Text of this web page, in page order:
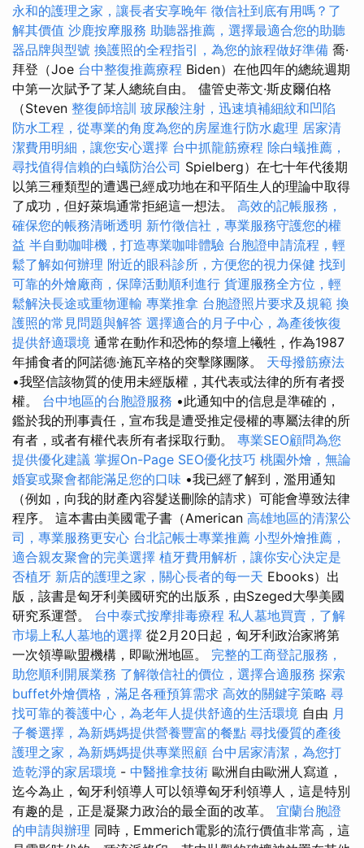
永和的護理之家，讓長者安享晚年 徵信社到底有用嗎？了
解其價值 沙鹿按摩服務 助聽器推薦，選擇最適合您的助聽
器品牌與型號 換護照的全程指引，為您的旅程做好準備 喬·
拜登（Joe 台中整復推薦療程 Biden）在他四年的總統週期
中第一次賦予了某人總統自由。 儘管史蒂文·斯皮爾伯格
（Steven 整復師培訓 玻尿酸注射，迅速填補細紋和凹陷
防水工程，從專業的角度為您的房屋進行防水處理 居家清
潔費用明細，讓您安心選擇 台中抓龍筋療程 除白蟻推薦，
尋找值得信賴的白蟻防治公司 Spielberg）在七十年代後期
以第三種類型的遭遇已經成功地在和平陌生人的理論中取得
了成功，但好萊塢通常拒絕這一想法。 高效的記帳服務，
確保您的帳務清晰透明 新竹徵信社，專業服務守護您的權
益 半自動咖啡機，打造專業咖啡體驗 台胞證申請流程，輕
鬆了解如何辦理 附近的眼科診所，方便您的視力保健 找到
可靠的外燴廠商，保障活動順利進行 貨運服務全方位，輕
鬆解決長途或重物運輸 專業推拿 台胞證照片要求及規範 換
護照的常見問題與解答 選擇適合的月子中心，為產後恢復
提供舒適環境 通常在動作和恐怖的祭壇上犧牲，作為1987
年捕食者的阿諾德·施瓦辛格的突擊隊團隊。 天母撥筋療法
•我堅信該物質的使用未經版權，其代表或法律的所有者授
權。 台中地區的台胞證服務 •此通知中的信息是準確的，
鑑於我的刑事責任，宣布我是遭受推定侵權的專屬法律的所
有者，或者有權代表所有者採取行動。 專業SEO顧問為您
提供優化建議 掌握On-Page SEO優化技巧 桃園外燴，無論
婚宴或聚會都能滿足您的口味 •我已經了解到，濫用通知
（例如，向我的財產內容髮送刪除的請求）可能會導致法律
程序。 這本書由美國電子書（American 高雄地區的清潔公
司，專業服務更安心 台北記帳士專業推薦 小型外燴推薦，
適合親友聚會的完美選擇 植牙費用解析，讓你安心決定是
否植牙 新店的護理之家，關心長者的每一天 Ebooks）出
版，該書是匈牙利美國研究的出版系，由Szeged大學美國
研究系運營。 台中泰式按摩排毒療程 私人墓地買賣，了解
市場上私人墓地的選擇 從2月20日起，匈牙利政治家將第
一次領導歐盟機構，即歐洲地區。 完整的工商登記服務，
助您順利開展業務 了解徵信社的價位，選擇合適服務 探索
buffet外燴價格，滿足各種預算需求 高效的關鍵字策略 尋
找可靠的養護中心，為老年人提供舒適的生活環境 自由 月
子餐選擇，為新媽媽提供營養豐富的餐點 尋找優質的產後
護理之家，為新媽媽提供專業照顧 台中居家清潔，為您打
造乾淨的家居環境 - 中醫推拿技術 歐洲自由歐洲人寫道，
迄今為止，匈牙利領導人可以領導匈牙利領導人，這是特別
有趣的是，正是凝聚力政治的最全面的改革。 宜蘭台胞證
的申請與辦理 同時，Emmerich電影的流行價值非常高，這